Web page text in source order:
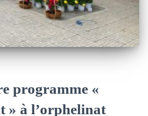
programme «
» à l’orphelinat